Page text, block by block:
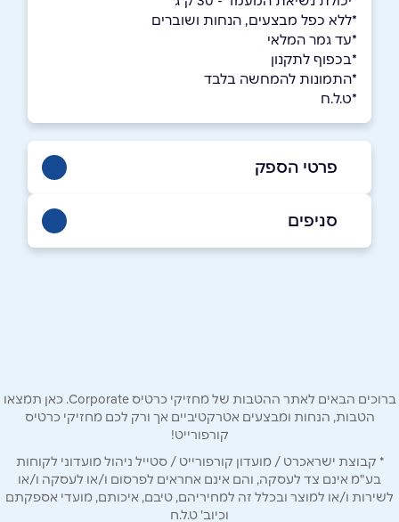
*ללא כפל מבצעים, הנחות ושוברים
*עד גמר המלאי
*בכפוף לתקנון
*התמונות להמחשה בלבד
*ט.ל.ח
פרטי הספק
באתר בפייסבוק באינסטגרם
טלפון*
סניפים
ברוכים הבאים לאתר ההטבות של מחזיקי כרטיס Corporate. כאן תמצאו
הטבות, הנחות ומבצעים אטרקטיביים אך ורק לכם מחזיקי כרטיס
קורפורייט!
* קבוצת ישראכרט / מועדון קורפורייט / סטייל ניהול מועדוני לקוחות
בע"מ אינם צד לעסקה, והם אינם אחראים לפרסום ו/או לעסקה ו/או
לשירות ו/או למוצר ובכלל זה למחיריהם, טיבם, איכותם, מועדי אספקתם
וכיוב' ט.ל.ח